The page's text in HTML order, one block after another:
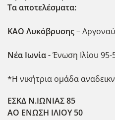
Τα αποτελέσματα:
ΚΑΟ Λυκόβρυσης–
Νέα Ιωνία -Ένωση Ιλίου 95-
*Η νικήτρια ομάδα
ΕΣΚΔ Ν.ΙΩΝΙΑΣ 85
ΑΟ ΕΝΩΣΗ ΙΛΙΟΥ 50